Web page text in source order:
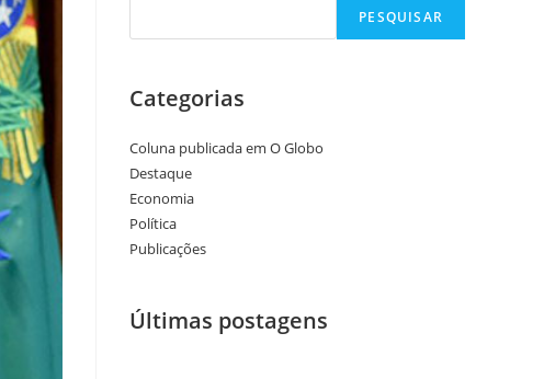
PESQUISAR
Categorias
Coluna publicada em O Globo
Destaque
Economia
Política
Publicações
Últimas postagens